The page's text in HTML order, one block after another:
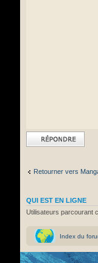
Répondre
Retourner vers
QUI EST EN LIGNE
Utilisateurs parcourant
Index du